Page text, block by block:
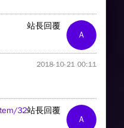
A
站長回覆
2018-10-21 00:11
A
站長回覆
32